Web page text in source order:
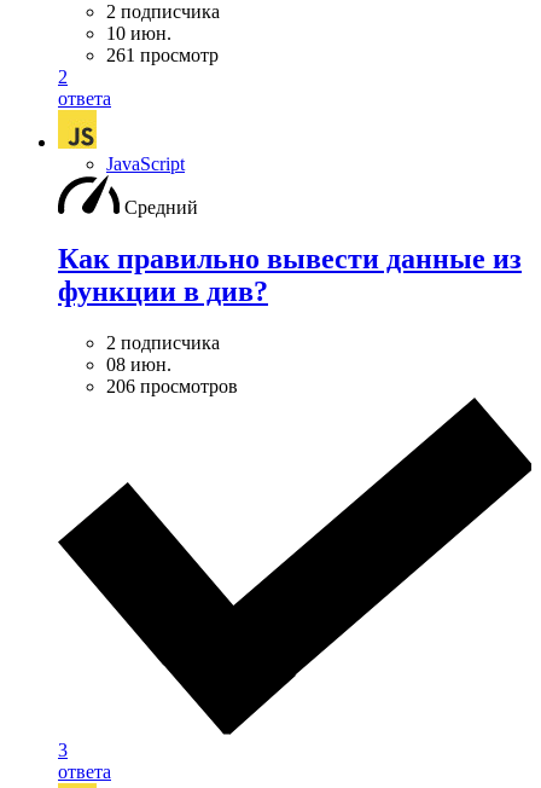
2 подписчика
10 июн.
261 просмотр
2
ответа
JavaScript
Средний
Как правильно вывести данные из
функции в див?
2 подписчика
08 июн.
206 просмотров
3
ответа